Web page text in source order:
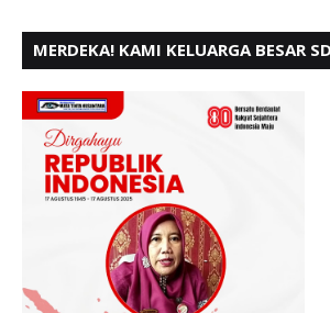
MERDEKA! KAMI KELUARGA BESAR
HUT RI KE - 80,